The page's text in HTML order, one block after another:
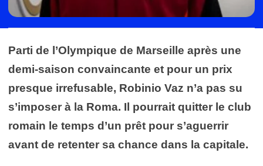
Parti de l’Olympique de Marseille après une
demi-saison convaincante et pour un prix
presque irrefusable, Robinio Vaz n’a pas su
s’imposer à la Roma. Il pourrait quitter le club
romain le temps d’un prêt pour s’aguerrir
avant de retenter sa chance dans la capitale.